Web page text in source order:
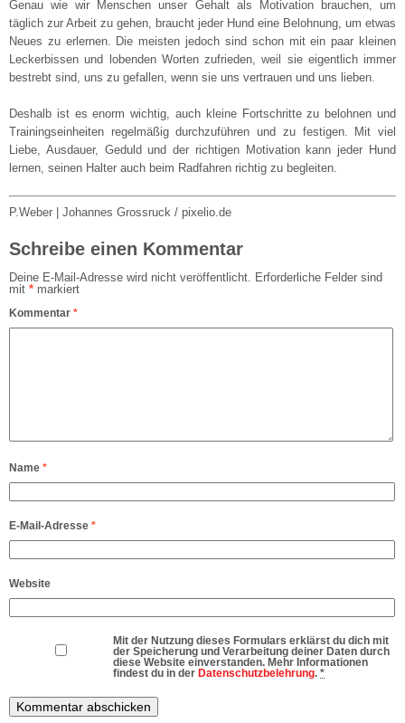
Genau wie wir Menschen unser Gehalt als Motivation brauchen, um
täglich zur Arbeit zu gehen, braucht jeder Hund eine Belohnung, um etwas
Neues zu erlernen. Die meisten jedoch sind schon mit ein paar kleinen
Leckerbissen und lobenden Worten zufrieden, weil sie eigentlich immer
bestrebt sind, uns zu gefallen, wenn sie uns vertrauen und uns lieben.
Deshalb ist es enorm wichtig, auch kleine Fortschritte zu belohnen und
Trainingseinheiten regelmäßig durchzuführen und zu festigen. Mit viel
Liebe, Ausdauer, Geduld und der richtigen Motivation kann jeder Hund
lernen, seinen Halter auch beim Radfahren richtig zu begleiten.
P.Weber | Johannes Grossruck / pixelio.de
Schreibe einen Kommentar
Deine E-Mail-Adresse wird nicht veröffentlicht. Erforderliche Felder sind
mit * markiert
Kommentar *
Name *
E-Mail-Adresse *
Website
Mit der Nutzung dieses Formulars erklärst du dich mit
der Speicherung und Verarbeitung deiner Daten durch
diese Website einverstanden. Mehr Informationen
findest du in derDatenschutzbelehrung.*